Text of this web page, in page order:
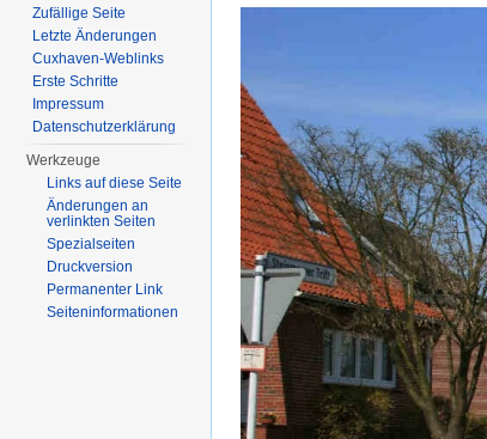
Zufällige Seite
Letzte Änderungen
Cuxhaven-Weblinks
Erste Schritte
Impressum
Datenschutzerklärung
Werkzeuge
Links auf diese Seite
Änderungen an
verlinkten Seiten
Spezialseiten
Druckversion
Permanenter Link
Seiten­informationen